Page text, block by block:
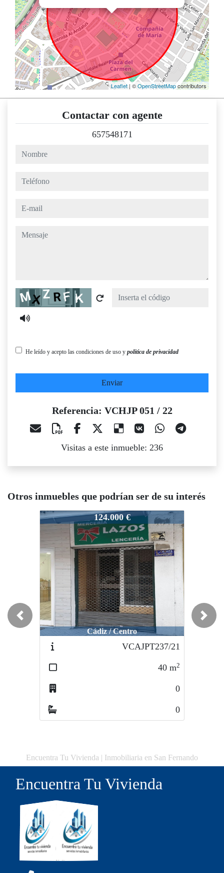
Leaflet| ©OpenStreetMapcontributors
Contactar con agente
657548171
nombre
teléfono
e-mail
mensaje
Captcha
He leído y acepto las condiciones de uso y política de privacidad
Enviar
Referencia: VCHJP 051 / 22
Visitas a este inmueble: 236
Otros inmuebles que podrían ser de su interés
VCHJP 051 / 22124.000 €
Cádiz / Centro
VCAJPT237/21
40m2
VCHJP 051 / 22120.000 €
Cádiz / Candelaria
Previous Next
Encuentra Tu Vivienda | Inmobiliaria en San Fernando
Encuentra Tu Vivienda